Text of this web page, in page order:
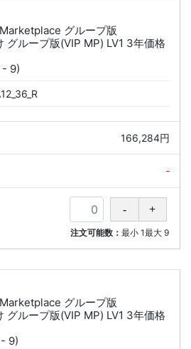
グループ版
グループ版(VIP MP) LV1 3年価格
- 9)
166,284円
-
注文可能数：最小 1最大 9
グループ版
グループ版(VIP MP) LV1 3年価格
9)